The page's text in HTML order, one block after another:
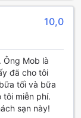
của Petra và
hoạt, bạn
không cần
phương
chúng tôi luôn
có thể dễ
xinh đẹp
Check-In
hoàn hảo tại
10,0
Ông Mob là
đã cho tôi
tối và bữa
miễn phí.
sạn này!